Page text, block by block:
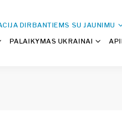
DIRBANTIEMS SU JAUNIMU
PALAIKYMAS UKRAINAI